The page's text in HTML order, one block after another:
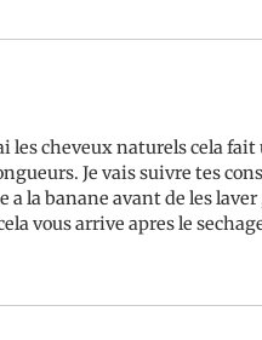
les cheveux naturels cela
Je vais suivre tes
la banane avant de les
vous arrive apres le